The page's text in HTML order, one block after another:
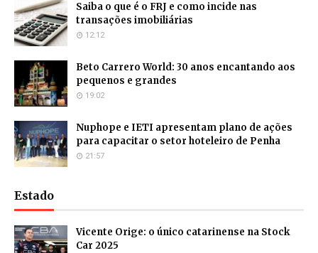
Saiba o que é o FRJ e como incide nas
transações imobiliárias
12:12
Beto Carrero World: 30 anos encantando aos
pequenos e grandes
19:02
Nuphope e IETI apresentam plano de ações
para capacitar o setor hoteleiro de Penha
21:57
Estado
Vicente Orige: o único catarinense na Stock
Car 2025